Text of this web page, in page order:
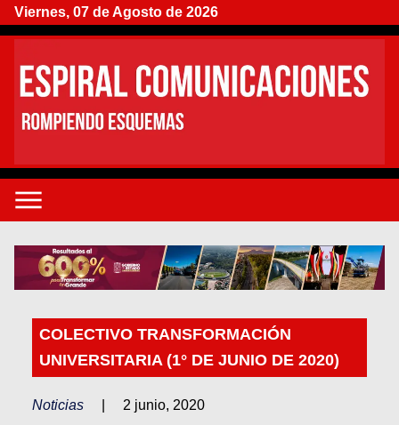
Viernes, 07 de Agosto de 2026
COLECTIVO TRANSFORMACIÓN
UNIVERSITARIA (1° DE JUNIO DE 2020)
Noticias 2 junio, 2020